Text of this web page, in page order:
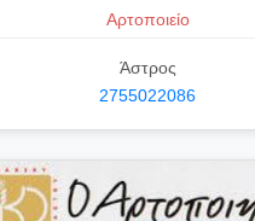
Αρτοποιείο
Άστρος
2755022086